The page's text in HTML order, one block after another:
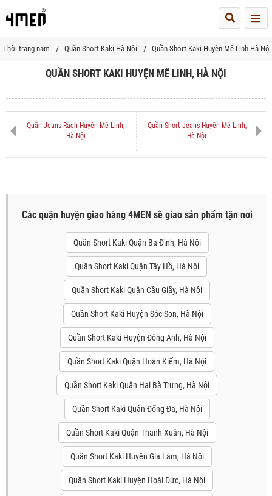
Thời trang nam Quần Short Kaki Hà Nội Quần Short Kaki Huyện Mê Linh Hà Nội
QUẦN SHORT KAKI HUYỆN MÊ LINH, HÀ NỘI
Quần Jeans Rách Huyện Mê Linh,
Hà Nội
Quần Short Jeans Huyện Mê Linh,
Hà Nội
Các quận huyện giao hàng 4MEN sẽ giao sản phẩm tận nơi
Quần Short Kaki Quận Ba Đình, Hà Nội
Quần Short Kaki Quận Tây Hồ, Hà Nội
Quần Short Kaki Quận Cầu Giấy, Hà Nội
Quần Short Kaki Huyện Sóc Sơn, Hà Nội
Quần Short Kaki Huyện Đông Anh, Hà Nội
Quần Short Kaki Quận Hoàn Kiếm, Hà Nội
Quần Short Kaki Quận Hai Bà Trưng, Hà Nội
Quần Short Kaki Quận Đống Đa, Hà Nội
Quần Short Kaki Quận Thanh Xuân, Hà Nội
Quần Short Kaki Huyện Gia Lâm, Hà Nội
Quần Short Kaki Huyện Hoài Đức, Hà Nội